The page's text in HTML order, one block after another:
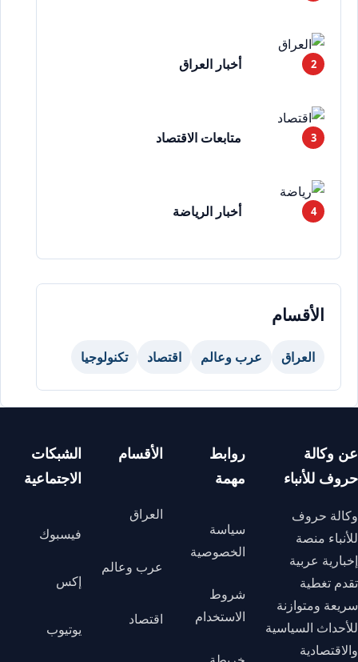
أخبار العراق
متابعات الاقتصاد
أخبار الرياضة
الأقسام
العراق عرب وعالم اقتصاد تكنولوجيا
عن وكالة
حروف للأنباء
وكالة حروف
للأنباء منصة
إخبارية عربية
تقدم تغطية
سريعة ومتوازنة
للأحداث السياسية
والاقتصادية
روابط
مهمة
سياسة
الخصوصية
شروط
الاستخدام
الأقسام
العراق
عرب وعالم
اقتصاد
الشبكات
الاجتماعية
فيسبوك
إكس
يوتيوب